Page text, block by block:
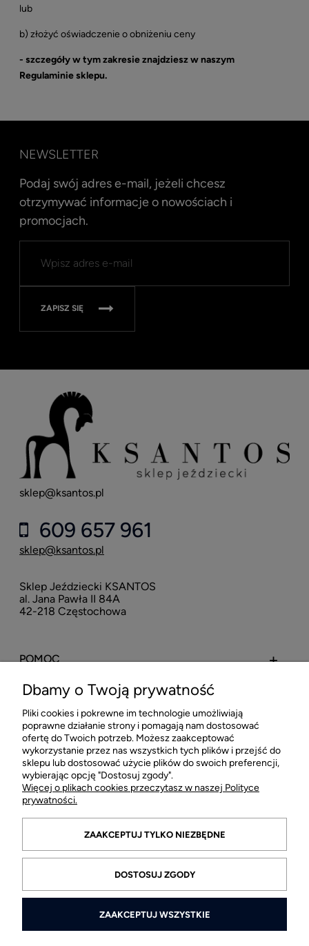
lub
b) złożyć oświadczenie o obniżeniu ceny
- szczegóły w tym zakresie znajdziesz w naszym
Regulaminie sklepu.
NEWSLETTER
Podaj swój adres e-mail, jeżeli chcesz
otrzymywać informacje o nowościach i
promocjach.
ZAPISZ SIĘ
sklep@ksantos.pl
609 657 961
sklep@ksantos.pl
Sklep Jeździecki KSANTOS
al. Jana Pawła II 84A
42-218 Częstochowa
POMOC
MOJE KONTO
PŁATNOŚCI I DOSTAWA
INFORMACJE
O FIRMIE
Dbamy o Twoją prywatność
Pliki cookies i pokrewne im technologie umożliwiają
poprawne działanie strony i pomagają nam dostosować
ofertę do Twoich potrzeb. Możesz zaakceptować
wykorzystanie przez nas wszystkich tych plików i przejść do
sklepu lub dostosować użycie plików do swoich preferencji,
wybierając opcję "Dostosuj zgody".
Więcej o plikach cookies przeczytasz w naszej Polityce
prywatności.
ZAAKCEPTUJ TYLKO NIEZBĘDNE
DOSTOSUJ ZGODY
ZAAKCEPTUJ WSZYSTKIE